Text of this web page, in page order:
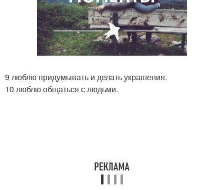
9 люблю придумывать и делать украшения.
10 люблю общаться с людьми.